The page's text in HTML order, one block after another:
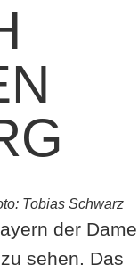
Tobias Schwarz
der
sehen. Das